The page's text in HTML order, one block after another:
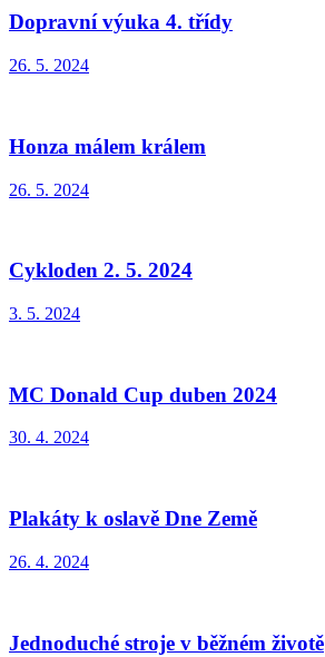
Dopravní výuka 4. třídy
26. 5. 2024
Honza málem králem
26. 5. 2024
Cykloden 2. 5. 2024
3. 5. 2024
MC Donald Cup duben 2024
30. 4. 2024
Plakáty k oslavě Dne Země
26. 4. 2024
Jednoduché stroje v běžném životě